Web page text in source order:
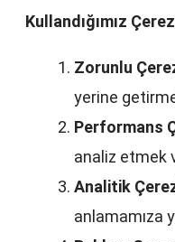
Kullandığımız
Zorunlu
yerine
Performans
analiz etmek
Analitik
anlamamıza